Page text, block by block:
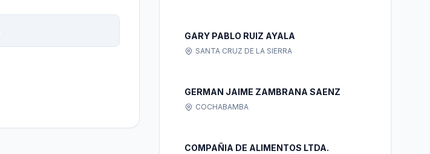
GARY PABLO RUIZ AYALA
SANTA CRUZ DE LA SIERRA
GERMAN JAIME ZAMBRANA SAENZ
COCHABAMBA
COMPAÑIA DE ALIMENTOS LTDA.